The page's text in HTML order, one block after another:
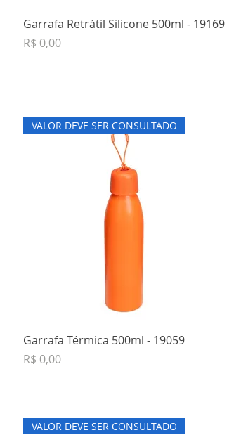
Garrafa Retrátil Silicone 500ml - 19169
Preço
R$ 0,00
VALOR DEVE SER CONSULTADO
Garrafa Térmica 500ml - 19059
Preço
R$ 0,00
VALOR DEVE SER CONSULTADO